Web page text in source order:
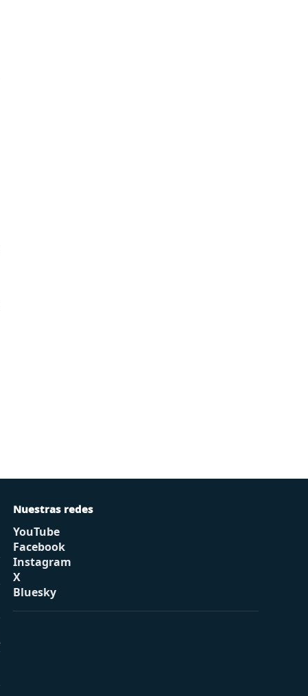
Nuestras redes
YouTube
Facebook
Instagram
X
Bluesky